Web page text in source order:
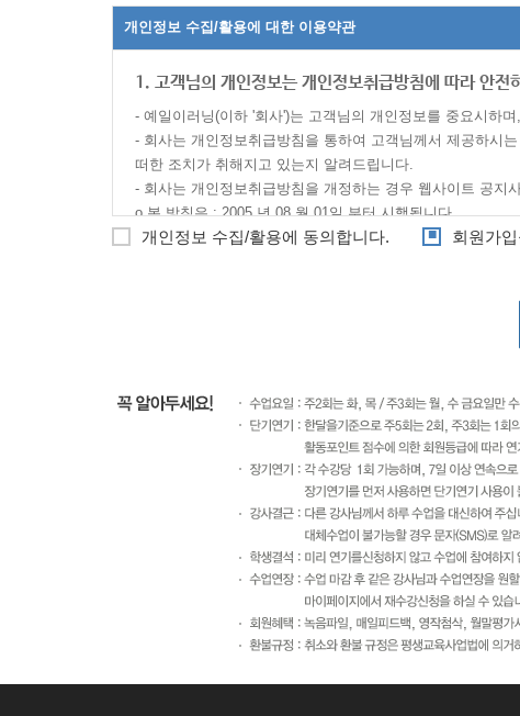
개인정보 수집/활용에 대한 이용약관
1. 고객님의 개인정보는 개인정보취급방침에 따라 안전
- 예일이러닝(이하 '회사')는 고객님의 개인정보를 중요시하
- 회사는 개인정보취급방침을 통하여 고객님께서 제공하시
떠한 조치가 취해지고 있는지 알려드립니다.
- 회사는 개인정보취급방침을 개정하는 경우 웹사이트 공지
ο 본 방침은 : 2005 년 08 월 01일 부터 시행됩니다.
ο 서비스 제공에 관한 계약 이행 및 서비스 제공에 따른 요
ο 회원제 서비스 이용에 따른 본인확인, 개인식별, 불량회
ο 마케팅 및 이벤트 등 광고성 정보 전달
3. 수집하려는 개인정보의 항목
- 회사는 회원가입, 상담, 서비스 신청 등등을 위해 아래와
ο 수집항목 : 이름, 생년월일, 성별, 비밀번호, 자택 전화번
보, 서비스 이용기록, 접속로그, 쿠키, 접속 IP 정보, 결제기록
ο 개인정보 수집방법 : 서면양식, 전화/팩스를 통한 회원가
4. 개인정보의 보유 및 이용기간
- 원칙적으로, 개인정보 수집 및 이용목적이 달성된 후에는
개인정보 수집/활용에 동의합니다. 회원가